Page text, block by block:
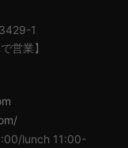
1
営業】
lunch 11:00-